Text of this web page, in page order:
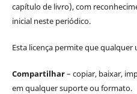
capítulo de livro), com
inicial neste periódico.
Esta licença permite que
Compartilhar– copiar, baixar,
em qualquer suporte ou formato.